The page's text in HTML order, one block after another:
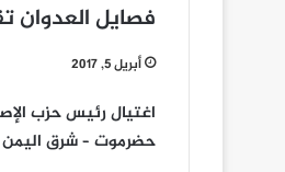
فصايل العدوان
أبريل 5, 2017
اغتيال رئيس حزب
حضرموت – شرق اليمن